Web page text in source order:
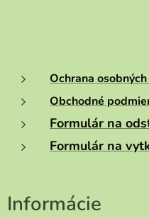
Ochrana
Obchodné
Formulár na
Formulár na
Informácie